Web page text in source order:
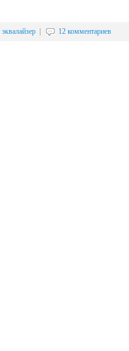
эквалайзер 12 комментариев